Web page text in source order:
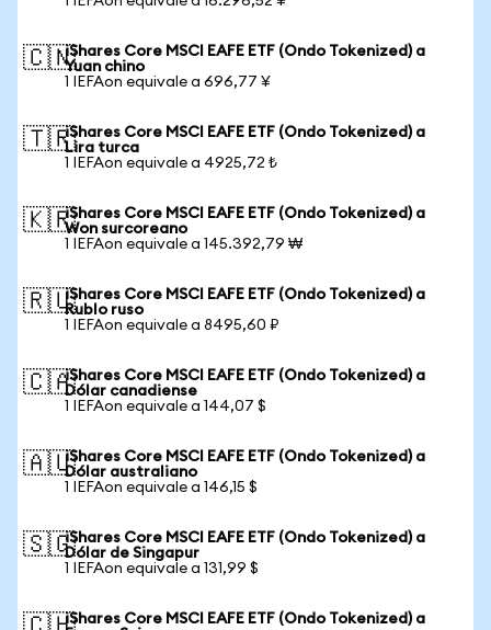
🇨🇳iShares Core MSCI EAFE ETF (Ondo Tokenized) a
Yuan chino
1 IEFAon equivale a 696,77 ¥
🇹🇷iShares Core MSCI EAFE ETF (Ondo Tokenized) a
Lira turca
1 IEFAon equivale a 4925,72 ₺
🇰🇷iShares Core MSCI EAFE ETF (Ondo Tokenized) a
Won surcoreano
1 IEFAon equivale a 145.392,79 ₩
🇷🇺iShares Core MSCI EAFE ETF (Ondo Tokenized) a
Rublo ruso
1 IEFAon equivale a 8495,60 ₽
🇨🇦iShares Core MSCI EAFE ETF (Ondo Tokenized) a
Dólar canadiense
1 IEFAon equivale a 144,07 $
🇦🇺iShares Core MSCI EAFE ETF (Ondo Tokenized) a
Dólar australiano
1 IEFAon equivale a 146,15 $
🇸🇬iShares Core MSCI EAFE ETF (Ondo Tokenized) a
Dólar de Singapur
1 IEFAon equivale a 131,99 $
iShares Core MSCI EAFE ETF (Ondo Tokenized) a